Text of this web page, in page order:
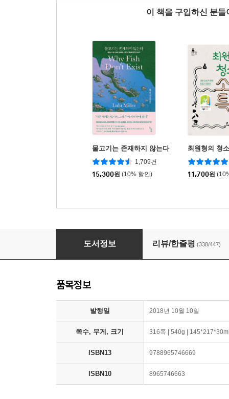
이 책을 구입하신 분
물고기는 존재하지 않는다
1,709건
15,300원 (10% 할인)
최원형의 청
11,700원
당신이 옳다
도서정보 리뷰/한줄평 (338/447)
품목정보
발행일 2018년 10월 10일
쪽수, 무게, 크기 316쪽 | 540g |
ISBN13 9788965746669
ISBN10 8965746663